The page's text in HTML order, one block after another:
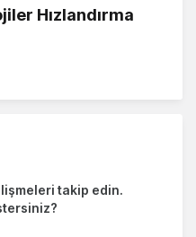
Hızlandırma
takip edin.